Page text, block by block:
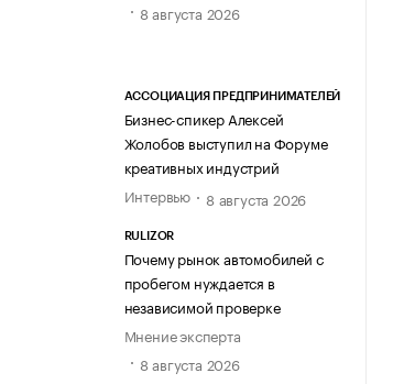
8 августа 2026
АССОЦИАЦИЯ ПРЕДПРИНИМАТЕЛЕЙ
Бизнес-спикер Алексей
Жолобов выступил на Форуме
креативных индустрий
Интервью
8 августа 2026
RULIZOR
Почему рынок автомобилей с
пробегом нуждается в
независимой проверке
Мнение эксперта
8 августа 2026